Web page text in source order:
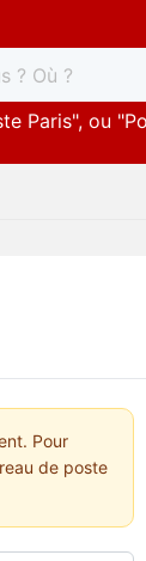
Paris", ou "
Pour
de poste